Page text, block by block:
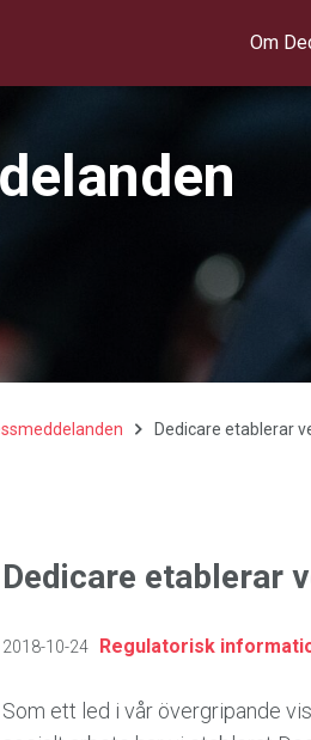
Om
Dedicare etablerar
Dedicare etablerar
2018-10-24 Regulatorisk
Som ett led i vår övergripande